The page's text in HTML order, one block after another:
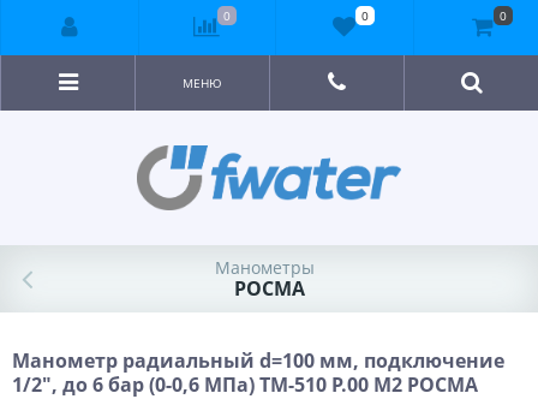
МЕНЮ
Манометры
РОСМА
Манометр радиальный d=100 мм, подключение
1/2", до 6 бар (0-0,6 МПа) ТМ-510 P.00 М2 РОСМА
0 0 0